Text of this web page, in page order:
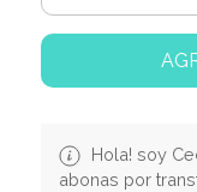
Hola! soy
abonas por